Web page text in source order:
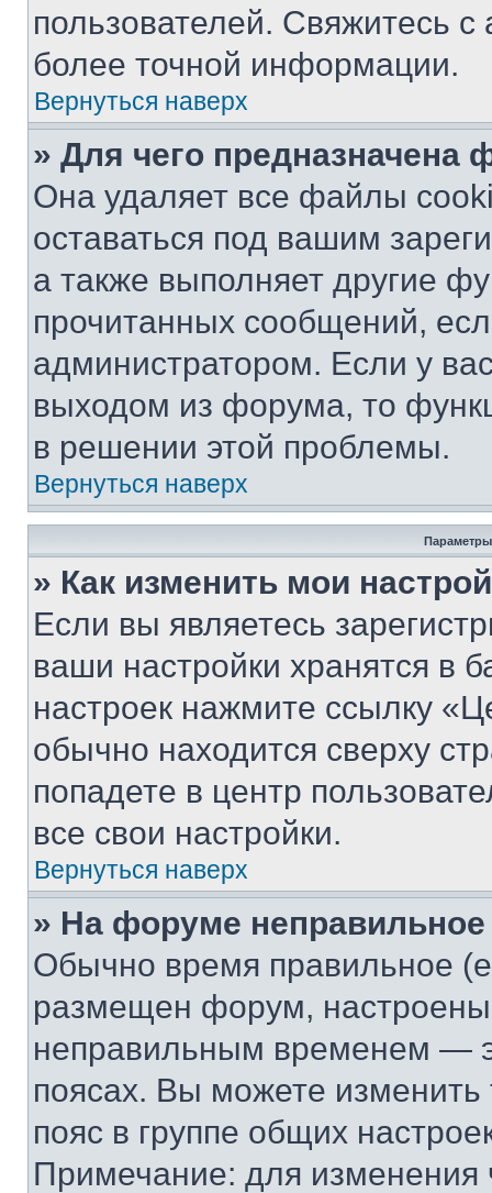
пользователей. Свяжитесь
более точной информации.
Вернуться наверх
» Для чего предназначена
Она удаляет все файлы
оставаться под вашим
а также выполняет другие
прочитанных сообщений,
администратором. Если у
выходом из форума, то
в решении этой проблемы.
Вернуться наверх
Параметры
» Как изменить мои
Если вы являетесь
ваши настройки хранятся в
настроек нажмите ссылку
обычно находится сверху
попадете в центр
все свои настройки.
Вернуться наверх
» На форуме
Обычно время правильное
размещен форум, настроены
неправильным временем —
поясах. Вы можете изменить
пояс в группе общих
Примечание: для изменения